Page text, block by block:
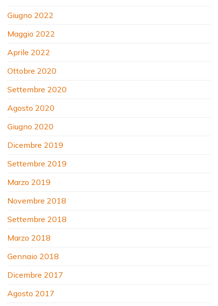
Giugno 2022
Maggio 2022
Aprile 2022
Ottobre 2020
Settembre 2020
Agosto 2020
Giugno 2020
Dicembre 2019
Settembre 2019
Marzo 2019
Novembre 2018
Settembre 2018
Marzo 2018
Gennaio 2018
Dicembre 2017
Agosto 2017